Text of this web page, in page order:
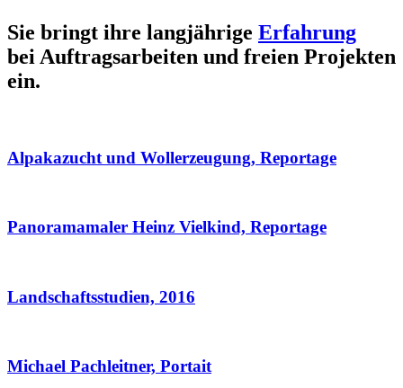
Sie bringt ihre langjährige Erfahrung
bei Auftragsarbeiten und freien Projekten
ein.
Alpakazucht und Wollerzeugung, Reportage
Panoramamaler Heinz Vielkind, Reportage
Landschaftsstudien, 2016
Michael Pachleitner, Portait